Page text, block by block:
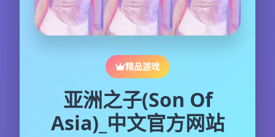
精品游戏
亚洲之子(Son Of
Asia)_中文官方网站